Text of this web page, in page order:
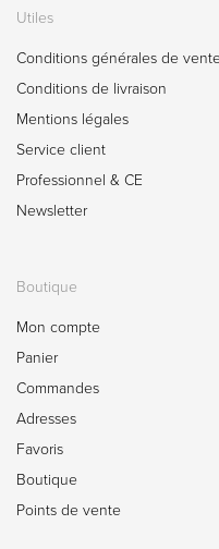
Utiles
Conditions générales de vente
Conditions de livraison
Mentions légales
Service client
Professionnel & CE
Newsletter
Boutique
Mon compte
Panier
Commandes
Adresses
Favoris
Boutique
Points de vente